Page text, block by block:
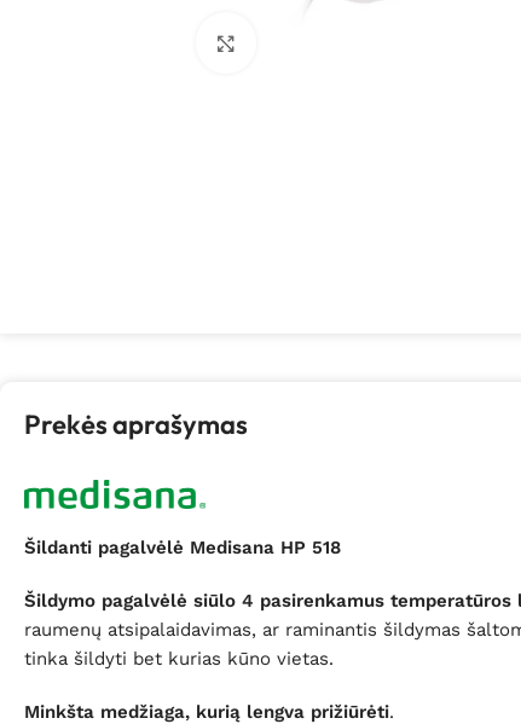
Prekės aprašymas
Šildanti pagalvėlė Medisana HP 518
Šildymo pagalvėlė siūlo 4 pasirenkamus temperatūros
raumenų atsipalaidavimas, ar raminantis šildymas
tinka šildyti bet kurias kūno vietas.
Minkšta medžiaga, kurią lengva prižiūrėti.